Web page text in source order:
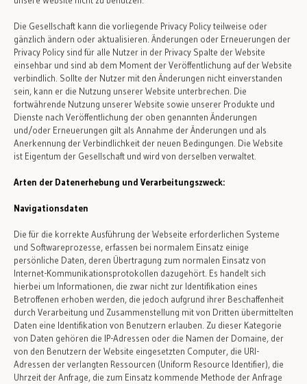
Die Gesellschaft kann die vorliegende Privacy Policy teilweise oder
gänzlich ändern oder aktualisieren. Änderungen oder Erneuerungen der
Privacy Policy sind für alle Nutzer in der Privacy Spalte der Website
einsehbar und sind ab dem Moment der Veröffentlichung auf der Website
verbindlich. Sollte der Nutzer mit den Änderungen nicht einverstanden
sein, kann er die Nutzung unserer Website unterbrechen. Die
fortwährende Nutzung unserer Website sowie unserer Produkte und
Dienste nach Veröffentlichung der oben genannten Änderungen
und/oder Erneuerungen gilt als Annahme der Änderungen und als
Anerkennung der Verbindlichkeit der neuen Bedingungen. Die Website
ist Eigentum der Gesellschaft und wird von derselben verwaltet.
Arten der Datenerhebung und Verarbeitungszweck:
Navigationsdaten
Die für die korrekte Ausführung der Webseite erforderlichen Systeme
und Softwareprozesse, erfassen bei normalem Einsatz einige
persönliche Daten, deren Übertragung zum normalen Einsatz von
Internet-Kommunikationsprotokollen dazugehört. Es handelt sich
hierbei um Informationen, die zwar nicht zur Identifikation eines
Betroffenen erhoben werden, die jedoch aufgrund ihrer Beschaffenheit
durch Verarbeitung und Zusammenstellung mit von Dritten übermittelten
Daten eine Identifikation von Benutzern erlauben. Zu dieser Kategorie
von Daten gehören die IP-Adressen oder die Namen der Domaine, der
von den Benutzern der Website eingesetzten Computer, die URI-
Adressen der verlangten Ressourcen (Uniform Resource Identifier), die
Uhrzeit der Anfrage, die zum Einsatz kommende Methode der Anfrage